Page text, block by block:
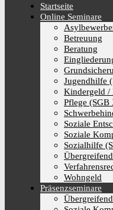
Startseite
Online Seminare
Betreuung
Beratung
Jugendhilfe
Kindergeld /
Pflege
Soziale
Soziale
Sozialhilfe
Wohngeld
Präsenzseminare